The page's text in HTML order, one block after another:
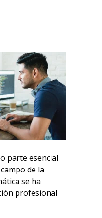
parte esencial
de la
se ha
profesional